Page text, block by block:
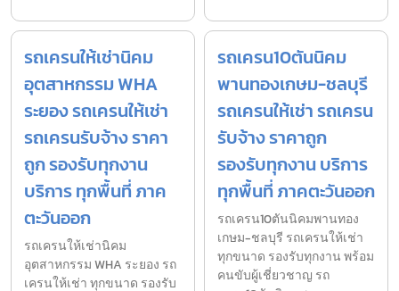
รถเครนให้เช่านิคม
อุตสาหกรรม WHA
ระยอง รถเครนให้เช่า
รถเครนรับจ้าง ราคา
ถูก รองรับทุกงาน
บริการ ทุกพื้นที่ ภาค
ตะวันออก
รถเครนให้เช่านิคม
อุตสาหกรรม WHA ระยอง รถ
เครนให้เช่า ทุกขนาด รองรับ
รถเครน10ตันนิคม
พานทองเกษม-ชลบุรี
รถเครนให้เช่า รถเครน
รับจ้าง ราคาถูก
รองรับทุกงาน บริการ
ทุกพื้นที่ ภาคตะวันออก
รถเครน10ตันนิคมพานทอง
เกษม-ชลบุรี รถเครนให้เช่า
ทุกขนาด รองรับทุกงาน พร้อม
คนขับผู้เชี่ยวชาญ รถ